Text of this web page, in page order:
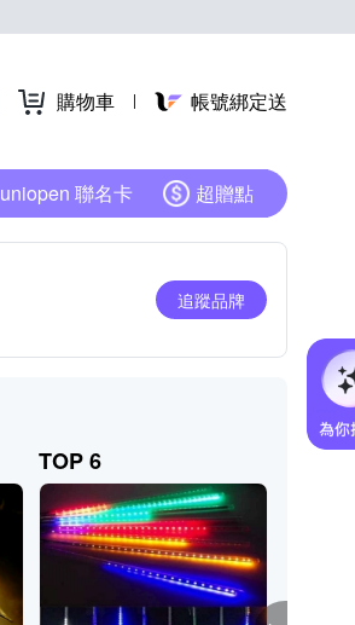
購物車 帳號綁定送
uniopen 聯名卡 超贈點
追蹤品牌
TOP 6